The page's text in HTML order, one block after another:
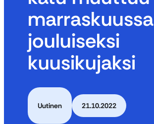
marraskuussa
jouluiseksi
kuusikujaksi
Uutinen 21.10.2022